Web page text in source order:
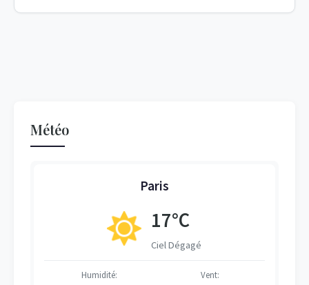
Météo
Paris
17°C
Ciel Dégagé
Humidité: Vent: